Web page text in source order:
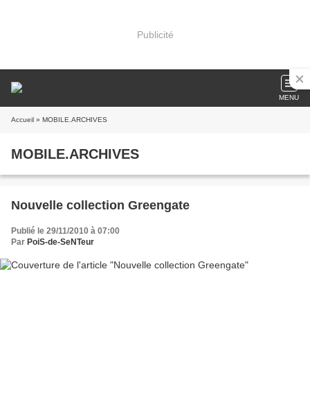
Publicité
MENU
Accueil » MOBILE.ARCHIVES
MOBILE.ARCHIVES
Nouvelle collection Greengate
Publié le 29/11/2010 à 07:00
Par PoiS-de-SeNTeur